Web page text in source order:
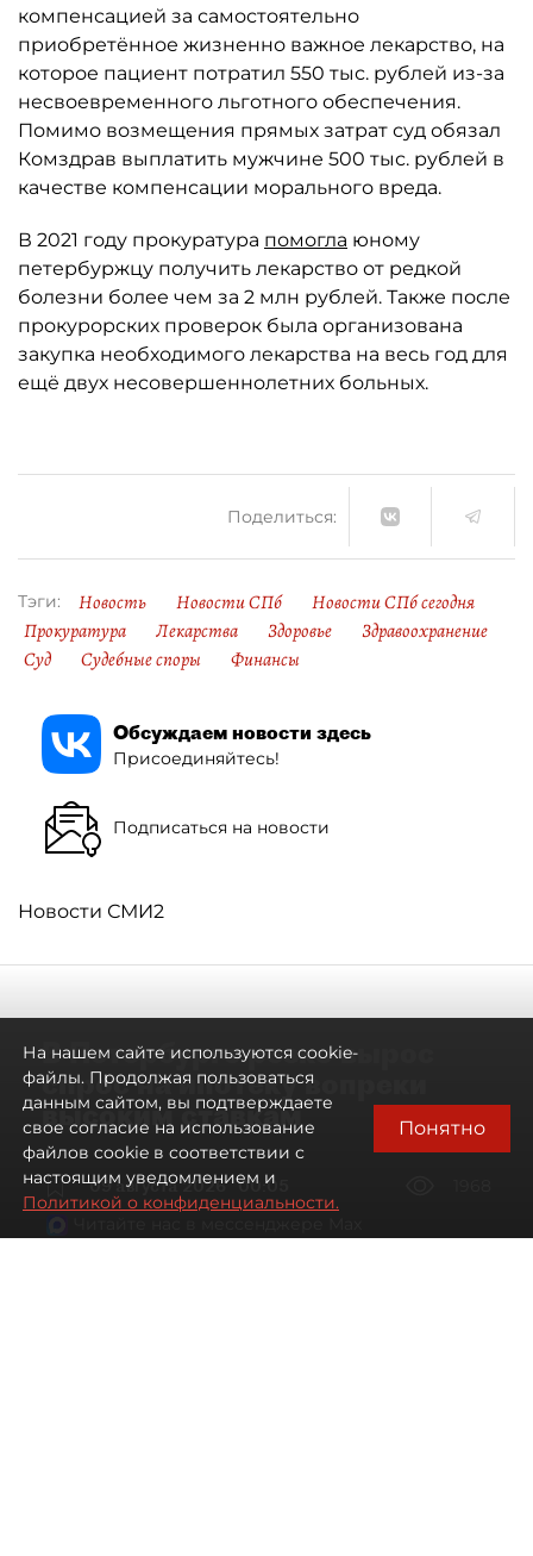
компенсацией за самостоятельно
приобретённое жизненно важное лекарство, на
которое пациент потратил 550 тыс. рублей из-за
несвоевременного льготного обеспечения.
Помимо возмещения прямых затрат суд обязал
Комздрав выплатить мужчине 500 тыс. рублей в
качестве компенсации морального вреда.
В 2021 году прокуратура помогла юному
петербуржцу получить лекарство от редкой
болезни более чем за 2 млн рублей. Также после
прокурорских проверок была организована
закупка необходимого лекарства на весь год для
ещё двух несовершеннолетних больных.
Поделиться:
Тэги: Новость Новости СПб
Новости СПб сегодня
Прокуратура
Лекарства Здоровье
Здравоохранение
Суд
Судебные споры Финансы
Обсуждаем новости здесь
Присоединяйтесь!
Подписаться на новости
Новости СМИ2
В Петербурге резко вырос
спрос на ипотеку вопреки
высоким ставкам
09 августа 2026 00:05
На нашем сайте используются cookie-
файлы. Продолжая пользоваться
данным сайтом, вы подтверждаете
свое согласие на использование
файлов cookie в соответствии с
настоящим уведомлением и
Политикой о конфиденциальности.
Понятно